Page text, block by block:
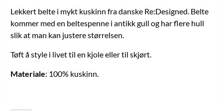
Lekkert belte i mykt kuskinn fra danske Re:Designed. Belte
kommer med en beltespenne i antikk gull og har flere hull
slik at man kan justere størrelsen.
Tøft å style i livet til en kjole eller til skjørt.
Materiale: 100% kuskinn.